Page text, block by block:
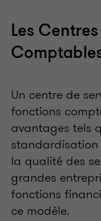
Les
Un centre de
fonctions
avantages tels
standardisation
la qualité des
grandes
fonctions
ce modèle.